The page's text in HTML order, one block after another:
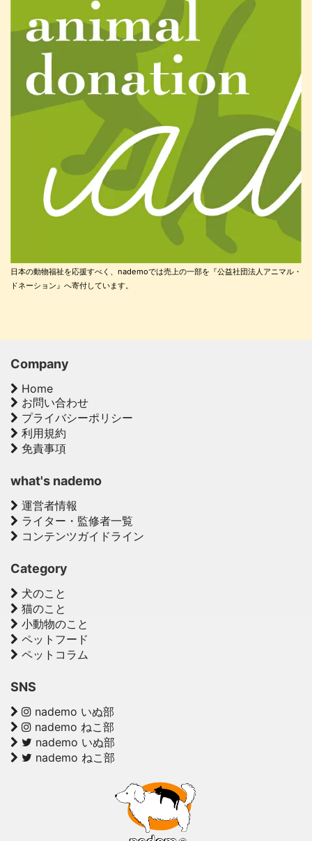
日本の動物福祉を応援すべく、nademoでは売上の一部を『公益社団法人アニマル・
ドネーション』へ寄付しています。
Company
Home
お問い合わせ
プライバシーポリシー
利用規約
免責事項
what's nademo
運営者情報
ライター・監修者一覧
コンテンツガイドライン
Category
犬のこと
猫のこと
小動物のこと
ペットフード
ペットコラム
SNS
nademo いぬ部
nademo ねこ部
nademo いぬ部
nademo ねこ部